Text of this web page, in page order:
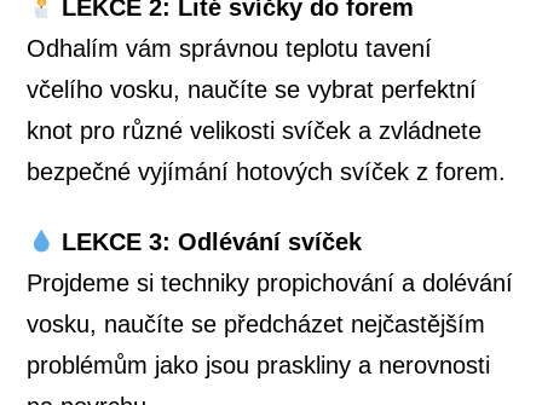
LEKCE 2: Lité svíčky do forem
Odhalím vám správnou teplotu tavení
včelího vosku, naučíte se vybrat perfektní
knot pro různé velikosti svíček a zvládnete
bezpečné vyjímání hotových svíček z forem.
LEKCE 3: Odlévání svíček
Projdeme si techniky propichování a dolévání
vosku, naučíte se předcházet nejčastějším
problémům jako jsou praskliny a nerovnosti